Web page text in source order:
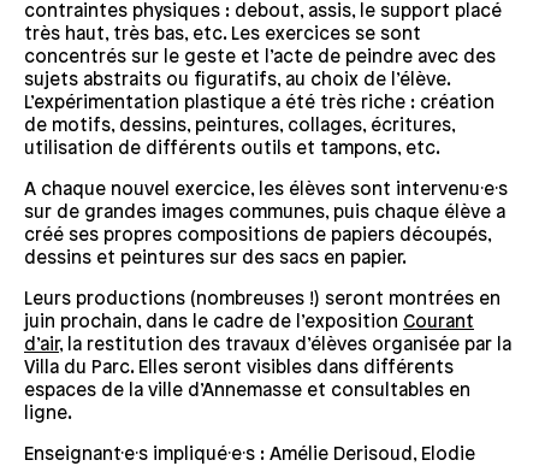
contraintes physiques : debout, assis, le support placé
très haut, très bas, etc. Les exercices se sont
concentrés sur le geste et l’acte de peindre avec des
sujets abstraits ou figuratifs, au choix de l’élève.
L’expérimentation plastique a été très riche : création
de motifs, dessins, peintures, collages, écritures,
utilisation de différents outils et tampons, etc.
A chaque nouvel exercice, les élèves sont intervenu·e·s
sur de grandes images communes, puis chaque élève a
créé ses propres compositions de papiers découpés,
dessins et peintures sur des sacs en papier.
Leurs productions (nombreuses !) seront montrées en
juin prochain, dans le cadre de l’exposition Courant
d’air, la restitution des travaux d’élèves organisée par la
Villa du Parc. Elles seront visibles dans différents
espaces de la ville d’Annemasse et consultables en
ligne.
Enseignant·e·s impliqué·e·s : Amélie Derisoud, Elodie